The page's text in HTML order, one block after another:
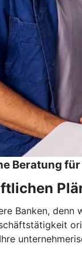
Beratung
Banken, denn